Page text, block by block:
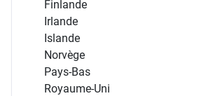
Finlande
Irlande
Islande
Norvège
Pays-Bas
Royaume-Uni